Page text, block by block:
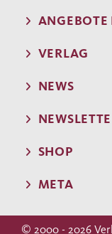
ANGEBOTE
VERLAG
NEWS
SHOP
META
© 2000 - 2026